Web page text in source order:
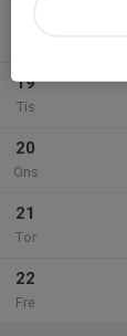
19
Tis
20
Ons
21
Tor
22
Fre